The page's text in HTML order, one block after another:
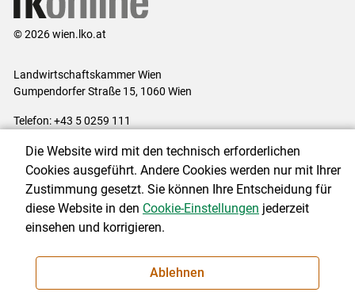
© 2026 wien.lko.at
Landwirtschaftskammer Wien
Gumpendorfer Straße 15, 1060 Wien
Telefon: +43 5 0259 111
Impressum|Kontakt|Datenschutzerklärung|Barrierefreiheit|
Cookie-Einstellungen
NEWSLETTER
Die Website wird mit den technisch erforderlichen
Cookies ausgeführt. Andere Cookies werden nur mit Ihrer
Zustimmung gesetzt. Sie können Ihre Entscheidung für
diese Website in den Cookie-Einstellungen jederzeit
einsehen und korrigieren.
Ablehnen